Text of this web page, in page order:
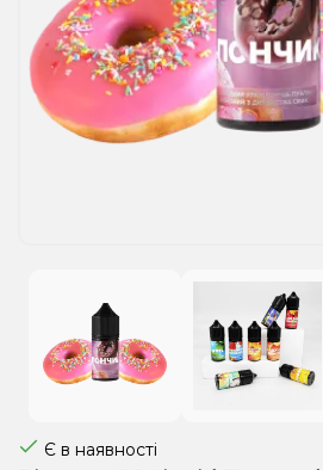
Рідини для електронних
Подарункові набори
Уцінка
Є в наявності